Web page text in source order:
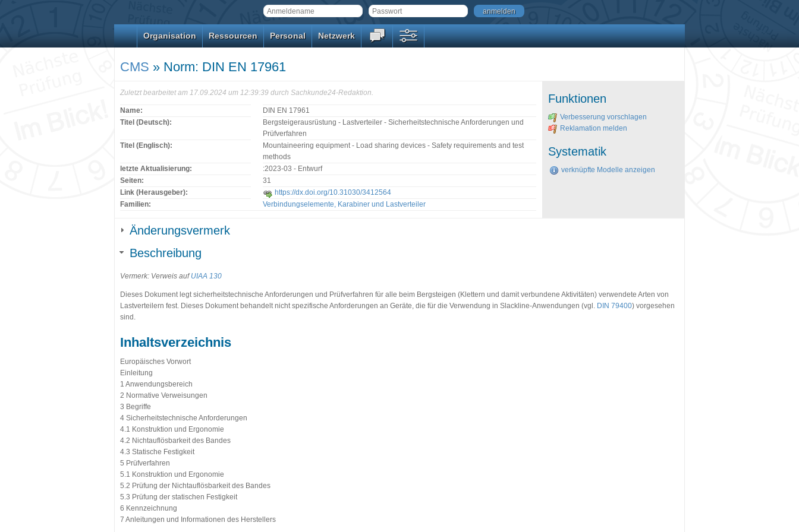
anmelden
Organisation Ressourcen Personal Netzwerk
CMS » Norm: DIN EN 17961
Zuletzt bearbeitet am 17.09.2024 um 12:39:39 durch Sachkunde24-Redaktion.
Name:
DIN EN 17961
Titel (Deutsch):
Bergsteigerausrüstung - Lastverteiler - Sicherheitstechnische Anforderungen und
Prüfverfahren
Titel (Englisch):
Mountaineering equipment - Load sharing devices - Safety requirements and test
methods
letzte Aktualisierung:
:2023-03 - Entwurf
Seiten:
31
Link (Herausgeber):
https://dx.doi.org/10.31030/3412564
Familien:
Verbindungselemente, Karabiner und Lastverteiler
Funktionen
Verbesserung vorschlagen
Reklamation melden
Systematik
verknüpfte Modelle anzeigen
Änderungsvermerk
Beschreibung
Vermerk: Verweis aufUIAA 130
Dieses Dokument legt sicherheitstechnische Anforderungen und Prüfverfahren für alle beim Bergsteigen (Klettern und damit verbundene Aktivitäten) verwendete Arten von
Lastverteilern fest. Dieses Dokument behandelt nicht spezifische Anforderungen an Geräte, die für die Verwendung in Slackline-Anwendungen (vgl. DIN 79400) vorgesehen
sind.
Inhaltsverzeichnis
Europäisches Vorwort
Einleitung
1 Anwendungsbereich
2 Normative Verweisungen
3 Begriffe
4 Sicherheitstechnische Anforderungen
4.1 Konstruktion und Ergonomie
4.2 Nichtauflösbarkeit des Bandes
4.3 Statische Festigkeit
5 Prüfverfahren
5.1 Konstruktion und Ergonomie
5.2 Prüfung der Nichtauflösbarkeit des Bandes
5.3 Prüfung der statischen Festigkeit
6 Kennzeichnung
7 Anleitungen und Informationen des Herstellers